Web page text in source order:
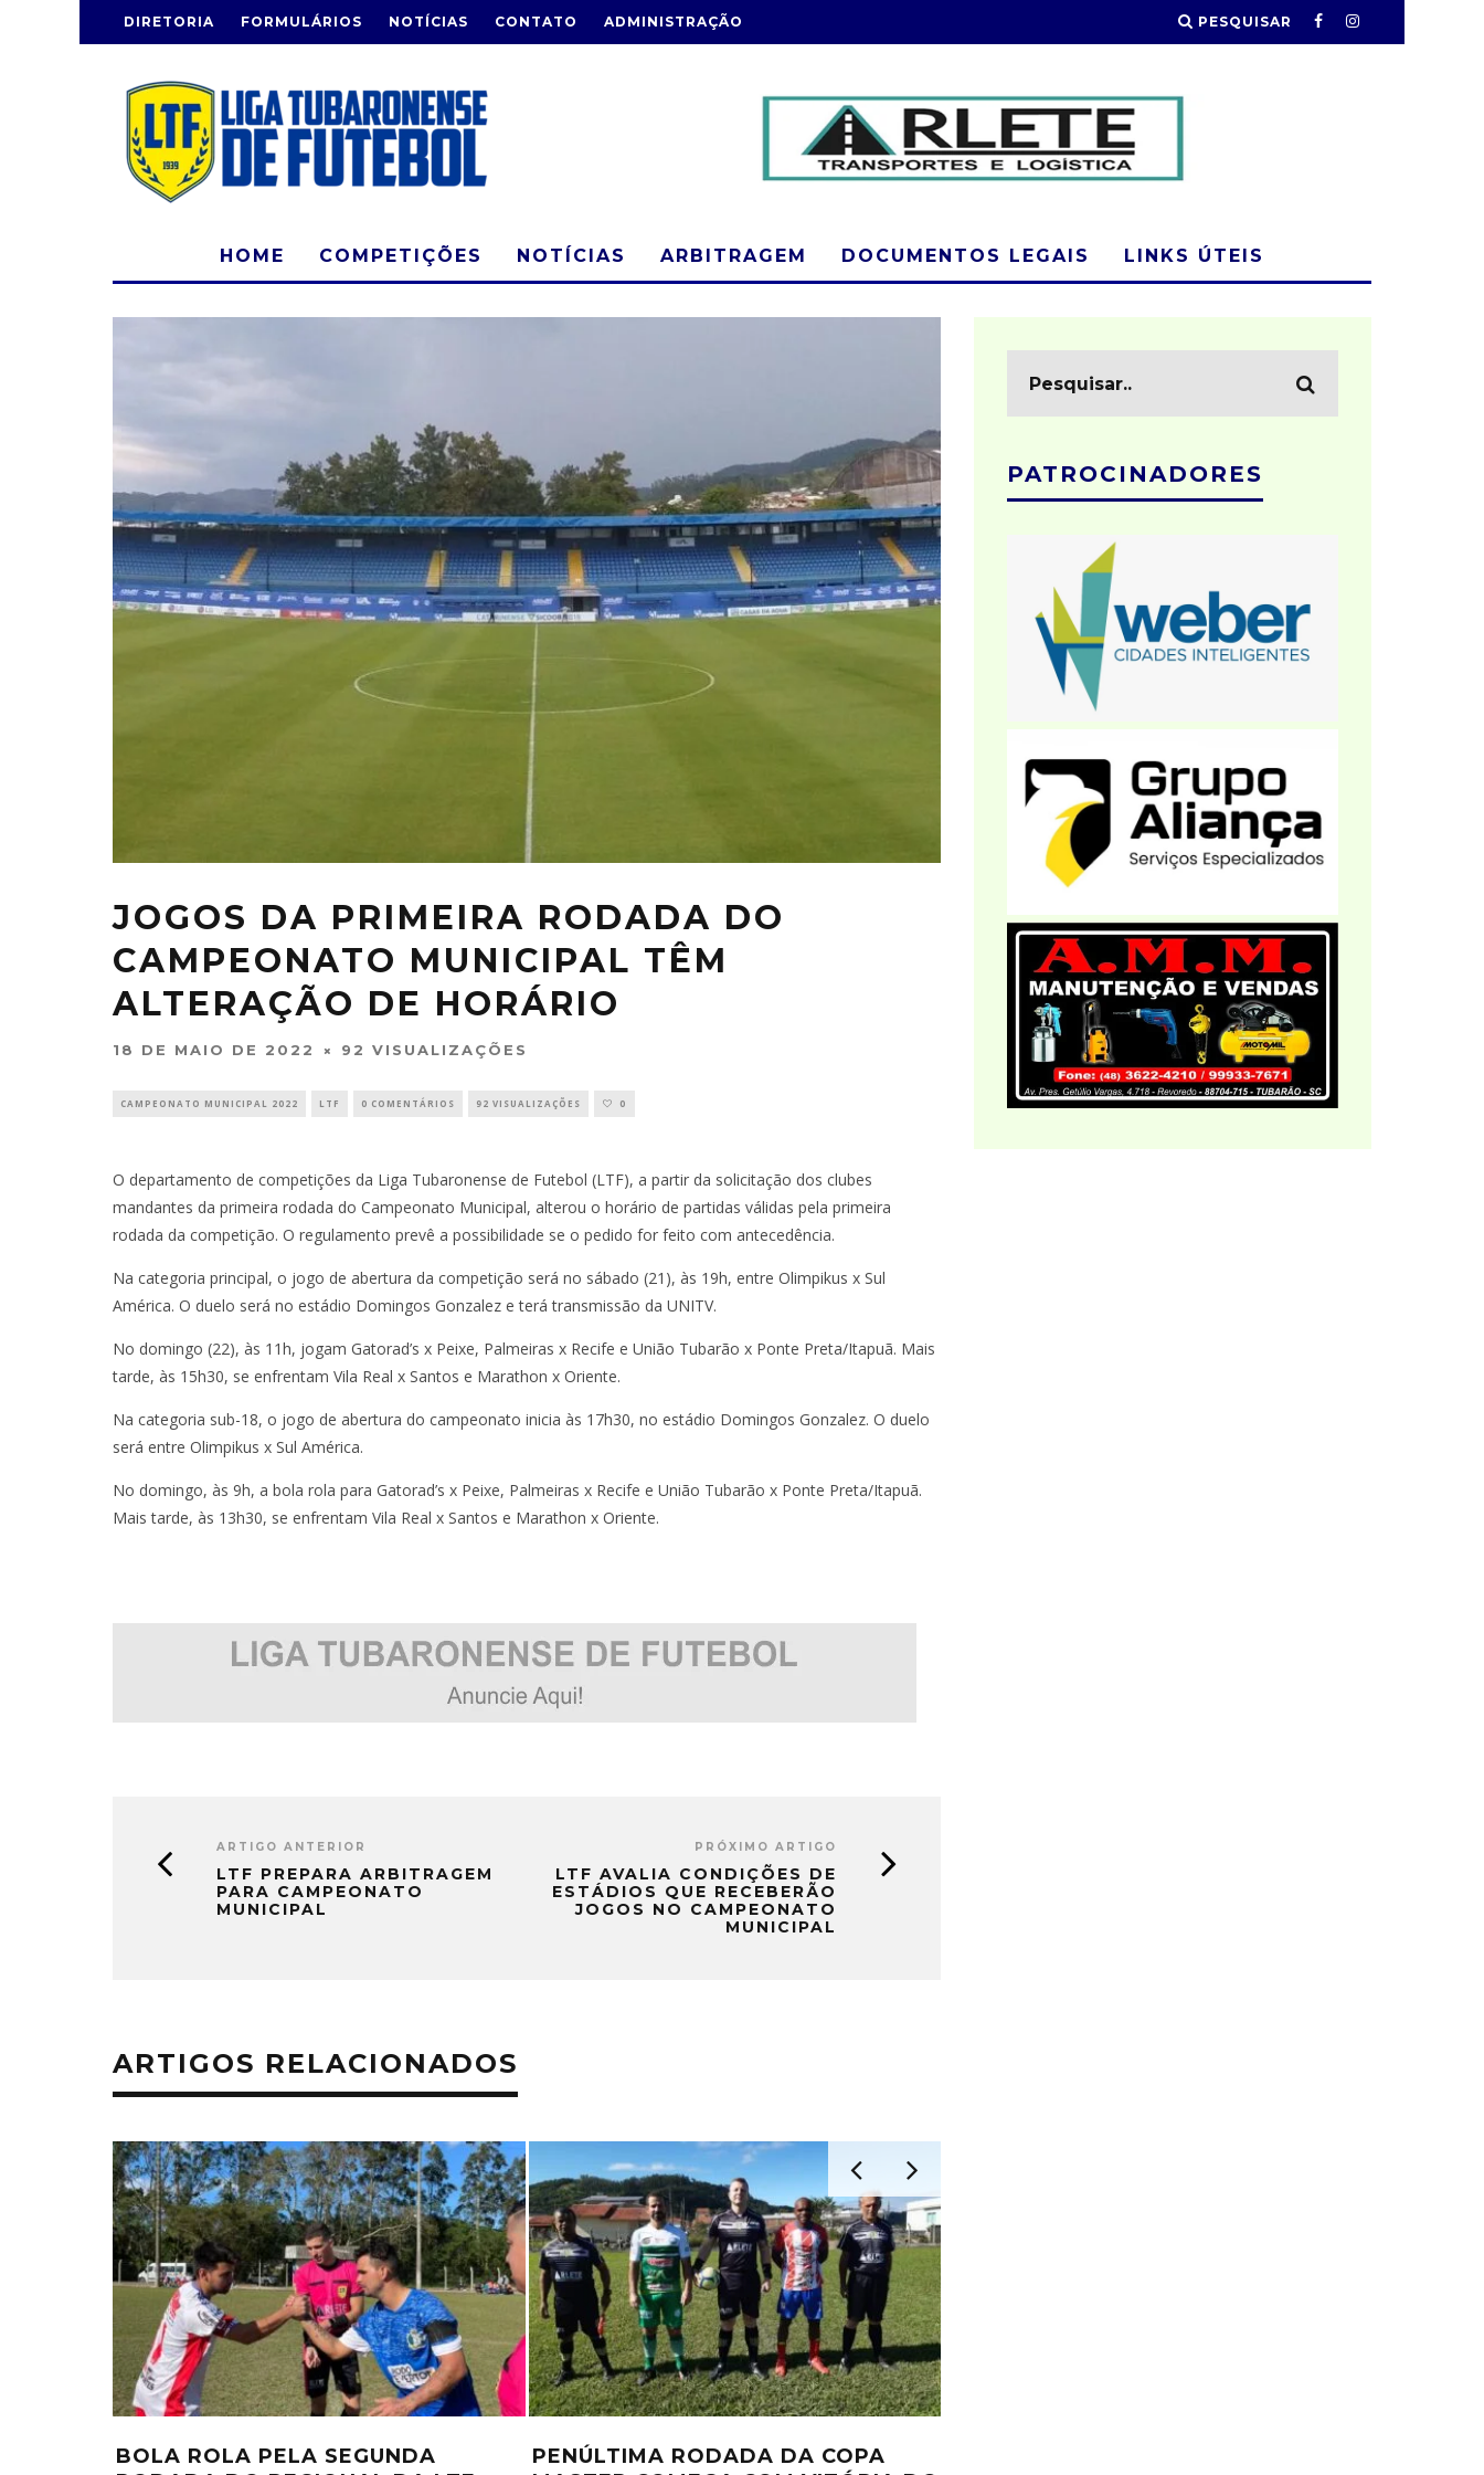
DIRETORIA FORMULÁRIOS NOTÍCIAS CONTATO ADMINISTRAÇÃO PESQUISAR
HOME COMPETIÇÕES NOTÍCIAS ARBITRAGEM DOCUMENTOS LEGAIS LINKS ÚTEIS
JOGOS DA PRIMEIRA RODADA DO
CAMPEONATO MUNICIPAL TÊM
ALTERAÇÃO DE HORÁRIO
18 DE MAIO DE 2022 92 VISUALIZAÇÕES
CAMPEONATO MUNICIPAL 2022 LTF 0 COMENTÁRIOS 92 VISUALIZAÇÕES 0
O departamento de competições da Liga Tubaronense de Futebol (LTF), a partir da solicitação dos clubes
mandantes da primeira rodada do Campeonato Municipal, alterou o horário de partidas válidas pela primeira
rodada da competição. O regulamento prevê a possibilidade se o pedido for feito com antecedência.
Na categoria principal, o jogo de abertura da competição será no sábado (21), às 19h, entre Olimpikus x Sul
América. O duelo será no estádio Domingos Gonzalez e terá transmissão da UNITV.
No domingo (22), às 11h, jogam Gatorad’s x Peixe, Palmeiras x Recife e União Tubarão x Ponte Preta/Itapuã. Mais
tarde, às 15h30, se enfrentam Vila Real x Santos e Marathon x Oriente.
Na categoria sub-18, o jogo de abertura do campeonato inicia às 17h30, no estádio Domingos Gonzalez. O duelo
será entre Olimpikus x Sul América.
No domingo, às 9h, a bola rola para Gatorad’s x Peixe, Palmeiras x Recife e União Tubarão x Ponte Preta/Itapuã.
Mais tarde, às 13h30, se enfrentam Vila Real x Santos e Marathon x Oriente.
ARTIGO ANTERIOR
LTF PREPARA ARBITRAGEM
PARA CAMPEONATO
MUNICIPAL
PRÓXIMO ARTIGO
LTF AVALIA CONDIÇÕES DE
ESTÁDIOS QUE RECEBERÃO
JOGOS NO CAMPEONATO
MUNICIPAL
ARTIGOS RELACIONADOS
BOLA ROLA PELA SEGUNDA
PENÚLTIMA RODADA DA COPA
PATROCINADORES